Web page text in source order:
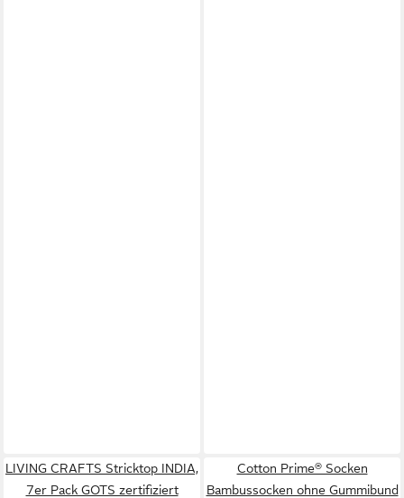
LIVING CRAFTS Stricktop INDIA,
7er Pack GOTS zertifiziert
Cotton Prime® Socken
Bambussocken ohne Gummibund